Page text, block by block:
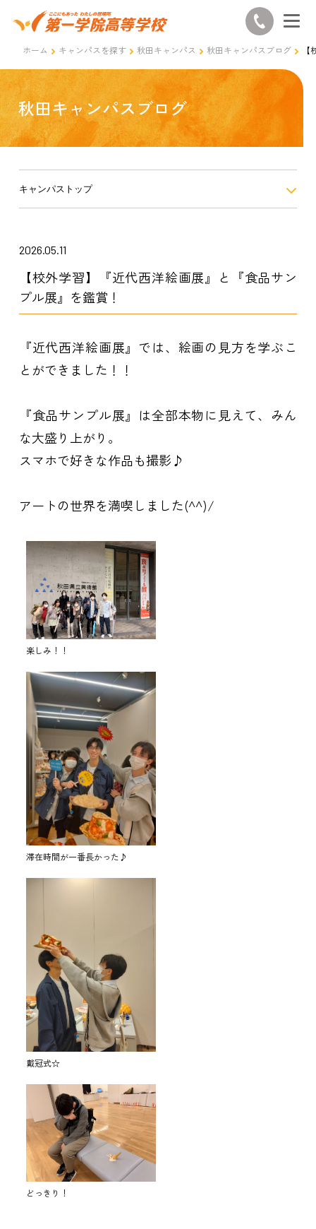
ホーム キャンパスを探す 秋田キャンパス 秋田キャンパスブログ
秋田キャンパスブログ
キャンパストップ
2026.05.11
【校外学習】『近代西洋絵画展』と『食品サン
プル展』を鑑賞！
『近代西洋絵画展』では、絵画の見方を学ぶこ
とができました！！
『食品サンプル展』は全部本物に見えて、みん
な大盛り上がり。
スマホで好きな作品も撮影♪
アートの世界を満喫しました(^^)/
楽しみ！！
滞在時間が一番長かった♪
戴冠式☆
どっきり！